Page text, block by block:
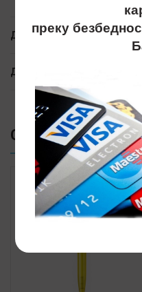
ДОПОЛНИТЕЛНИ
ДОСТАВА
СЛИЧНИ
преку